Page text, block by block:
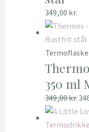
349,00 kr.
Termoflaske
350 ml
349,00kr.